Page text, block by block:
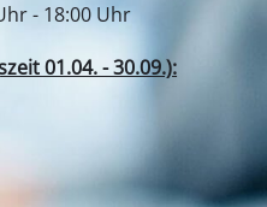
- 18:00 Uhr
01.04. - 30.09.):